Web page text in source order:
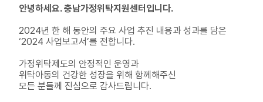
안녕하세요. 충남가정위탁지원센터입니다.
2024년 한 해 동안의 주요 사업 추진 내용과 성과를 담은
‘2024 사업보고서’를 전합니다.
가정위탁제도의 안정적인 운영과
위탁아동의 건강한 성장을 위해 함께해주신
모든 분들께 진심으로 감사드립니다.